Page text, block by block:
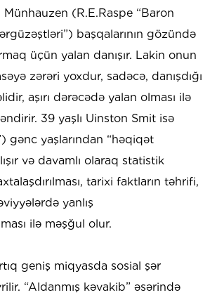
(R.E.Raspe “Baron
başqalarının gözündə
üçün yalan danışır. Lakin onun
zərəri yoxdur, sadəcə, danışdığı
aşırı dərəcədə yalan olması ilə
39 yaşlı Uinston Smit isə
gənc yaşlarından “həqiqət
və davamlı olaraq statistik
tarixi faktların təhrifi,
yanlış
ilə məşğul olur.
geniş miqyasda sosial şər
“Aldanmış kəvakib” əsərində